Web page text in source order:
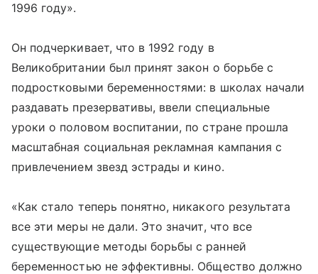
1996 году».
Он подчеркивает, что в 1992 году в
Великобритании был принят закон о борьбе с
подростковыми беременностями: в школах начали
раздавать презервативы, ввели специальные
уроки о половом воспитании, по стране прошла
масштабная социальная рекламная кампания с
привлечением звезд эстрады и кино.
«Как стало теперь понятно, никакого результата
все эти меры не дали. Это значит, что все
существующие методы борьбы с ранней
беременностью не эффективны. Общество должно